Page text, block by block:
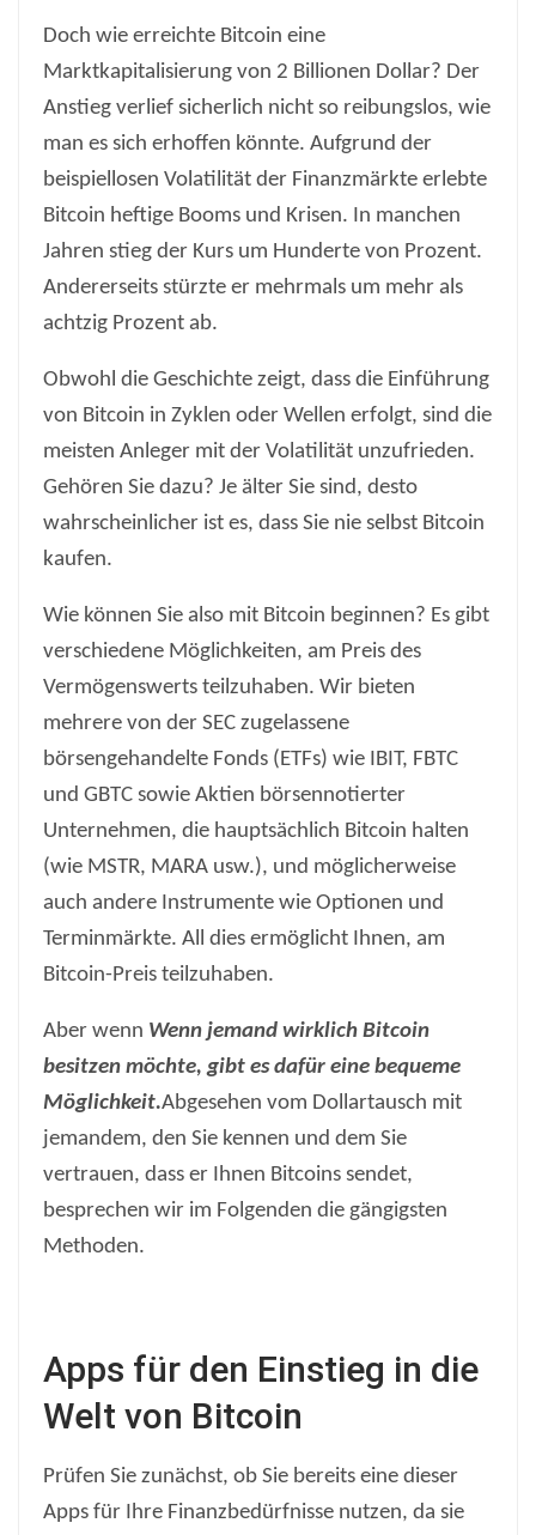
Doch wie erreichte Bitcoin eine
Marktkapitalisierung von 2 Billionen Dollar? Der
Anstieg verlief sicherlich nicht so reibungslos, wie
man es sich erhoffen könnte. Aufgrund der
beispiellosen Volatilität der Finanzmärkte erlebte
Bitcoin heftige Booms und Krisen. In manchen
Jahren stieg der Kurs um Hunderte von Prozent.
Andererseits stürzte er mehrmals um mehr als
achtzig Prozent ab.
Obwohl die Geschichte zeigt, dass die Einführung
von Bitcoin in Zyklen oder Wellen erfolgt, sind die
meisten Anleger mit der Volatilität unzufrieden.
Gehören Sie dazu? Je älter Sie sind, desto
wahrscheinlicher ist es, dass Sie nie selbst Bitcoin
kaufen.
Wie können Sie also mit Bitcoin beginnen? Es gibt
verschiedene Möglichkeiten, am Preis des
Vermögenswerts teilzuhaben. Wir bieten
mehrere von der SEC zugelassene
börsengehandelte Fonds (ETFs) wie IBIT, FBTC
und GBTC sowie Aktien börsennotierter
Unternehmen, die hauptsächlich Bitcoin halten
(wie MSTR, MARA usw.), und möglicherweise
auch andere Instrumente wie Optionen und
Terminmärkte. All dies ermöglicht Ihnen, am
Bitcoin-Preis teilzuhaben.
Aber wenn Wenn jemand wirklich Bitcoin
besitzen möchte, gibt es dafür eine bequeme
Möglichkeit.Abgesehen vom Dollartausch mit
jemandem, den Sie kennen und dem Sie
vertrauen, dass er Ihnen Bitcoins sendet,
besprechen wir im Folgenden die gängigsten
Methoden.
Apps für den Einstieg in die
Welt von Bitcoin
Prüfen Sie zunächst, ob Sie bereits eine dieser
Apps für Ihre Finanzbedürfnisse nutzen, da sie